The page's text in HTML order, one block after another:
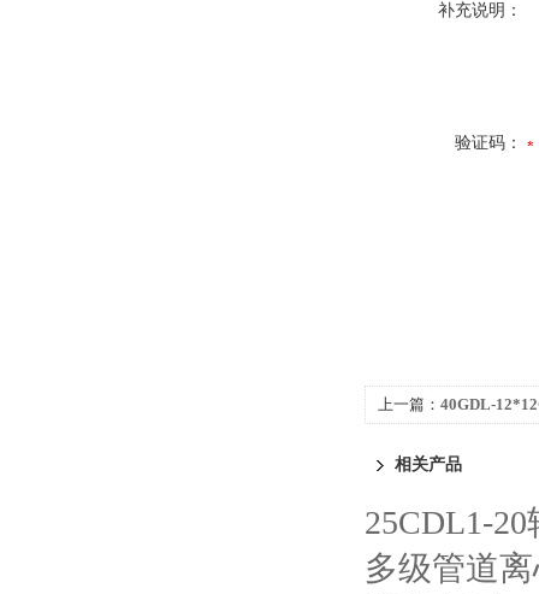
补充说明：
验证码：
上一篇： 40GDL-
相关产品
25CDL1-
多级管道